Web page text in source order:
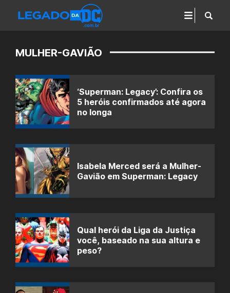
MULHER-GAVIÃO
‘Superman: Legacy’: Confira os
5 heróis confirmados até agora
no longa
Isabela Merced será a Mulher-
Gavião em Superman: Legacy
Qual herói da Liga da Justiça
você, baseado na sua altura e
peso?